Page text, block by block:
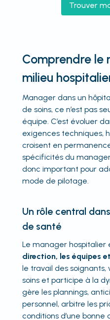
Trouver
Comprendre le
milieu
Manager dans un
de soins, ce n’est pas
équipe. C’est évoluer
exigences techniques,
croisent en
spécificités du
donc important pour
mode de pilotage.
Un rôle central
de santé
Le manager hospitalier
direction, les équipes
le travail des soignants,
soins et participe à la
gère les plannings,
personnel, arbitre les
conditions d’une